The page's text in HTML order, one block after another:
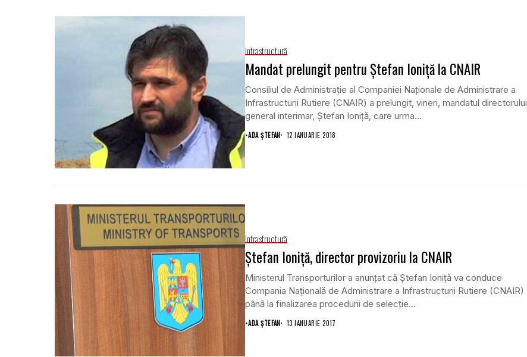
Infrastructură
Mandat prelungit pentru Ştefan Ioniţă la CNAIR
Consiliul de Administraţie al Companiei Naţionale de Administrare a
Infrastructurii Rutiere (CNAIR) a prelungit, vineri, mandatul directorului
general interimar, Ştefan Ioniţă, care urma...
•ADA ȘTEFAN 12 IANUARIE 2018
Infrastructură
Ştefan Ioniţă, director provizoriu la CNAIR
Ministerul Transporturilor a anunţat că Ştefan Ioniţă va conduce
Compania Naţională de Administrare a Infrastructurii Rutiere (CNAIR)
până la finalizarea procedurii de selecţie...
•ADA ȘTEFAN 13 IANUARIE 2017